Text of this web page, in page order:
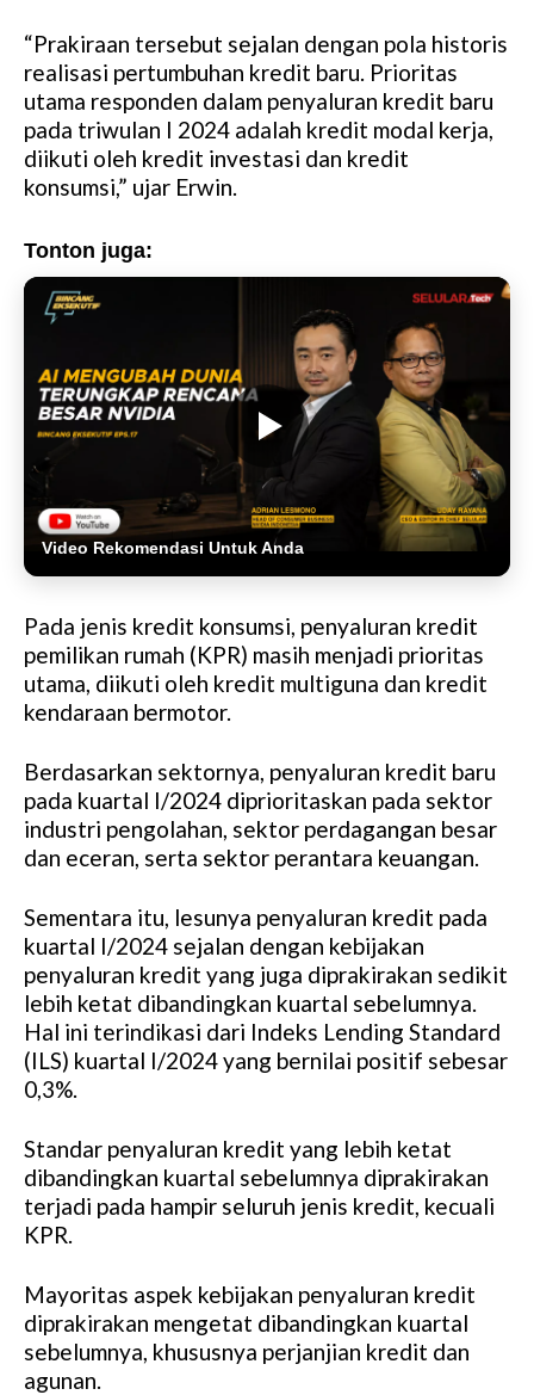
“Prakiraan tersebut sejalan dengan pola historis
realisasi pertumbuhan kredit baru. Prioritas
utama responden dalam penyaluran kredit baru
pada triwulan I 2024 adalah kredit modal kerja,
diikuti oleh kredit investasi dan kredit
konsumsi,” ujar Erwin.
Tonton juga:
Video Rekomendasi Untuk Anda
Pada jenis kredit konsumsi, penyaluran kredit
pemilikan rumah (KPR) masih menjadi prioritas
utama, diikuti oleh kredit multiguna dan kredit
kendaraan bermotor.
Berdasarkan sektornya, penyaluran kredit baru
pada kuartal I/2024 diprioritaskan pada sektor
industri pengolahan, sektor perdagangan besar
dan eceran, serta sektor perantara keuangan.
Sementara itu, lesunya penyaluran kredit pada
kuartal I/2024 sejalan dengan kebijakan
penyaluran kredit yang juga diprakirakan sedikit
lebih ketat dibandingkan kuartal sebelumnya.
Hal ini terindikasi dari Indeks Lending Standard
(ILS) kuartal I/2024 yang bernilai positif sebesar
0,3%.
Standar penyaluran kredit yang lebih ketat
dibandingkan kuartal sebelumnya diprakirakan
terjadi pada hampir seluruh jenis kredit, kecuali
KPR.
Mayoritas aspek kebijakan penyaluran kredit
diprakirakan mengetat dibandingkan kuartal
sebelumnya, khususnya perjanjian kredit dan
agunan.